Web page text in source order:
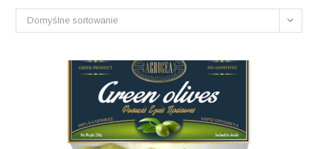
Domyślne sortowanie